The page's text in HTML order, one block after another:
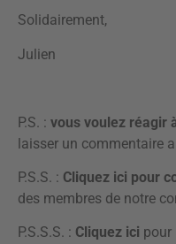
Solidairement,
Julien
P.S. : vous voulez réagir
laisser un commentaire
P.S.S. : Cliquez ici pour
des membres de notre
P.S.S.S. : Cliquez ici pour